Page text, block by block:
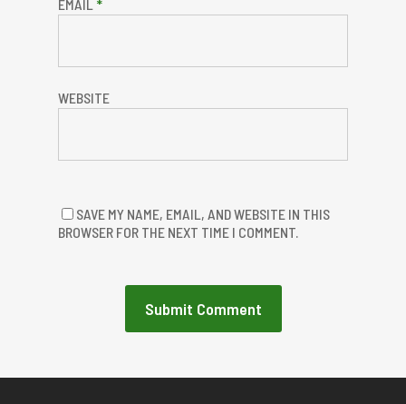
EMAIL *
WEBSITE
SAVE MY NAME, EMAIL, AND WEBSITE IN THIS
BROWSER FOR THE NEXT TIME I COMMENT.